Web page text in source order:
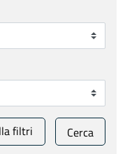
filtri Cerca